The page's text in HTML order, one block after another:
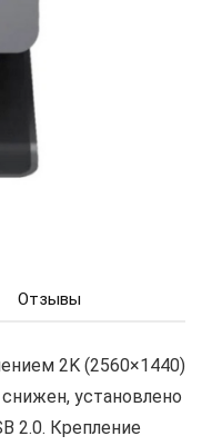
Отзывы
2K (2560×1440)
установлено
2.0. Крепление